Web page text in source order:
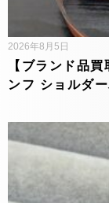
【ブランド品
ンフ ショルダ
2026年8月5日